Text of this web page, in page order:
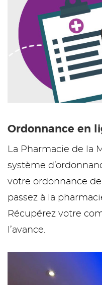
Ordonnance en
La Pharmacie de la
système
votre ordonnance
passez à la
Récupérez votre
l’avance.